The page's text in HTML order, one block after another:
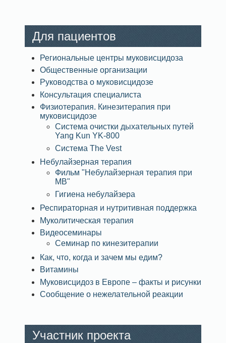
Для пациентов
Региональные центры муковисцидоза
Общественные организации
Руководства о муковисцидозе
Консультация специалиста
Физиотерапия. Кинезитерапия при
муковисцидозе
Система очистки дыхательных путей
Yang Kun YK-800
Система The Vest
Небулайзерная терапия
Фильм "Небулайзерная терапия при
МВ"
Гигиена небулайзера
Респираторная и нутритивная поддержка
Муколитическая терапия
Видеосеминары
Семинар по кинезитерапии
Как, что, когда и зачем мы едим?
Витамины
Муковисцидоз в Европе – факты и рисунки
Сообщение о нежелательной реакции
Участник проекта